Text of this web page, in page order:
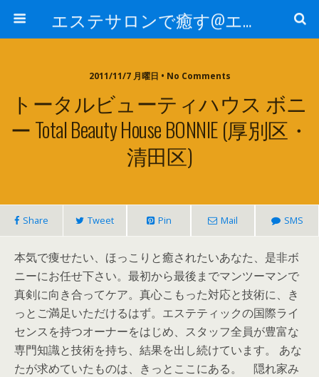
エステサロンで癒す@エステ～全国エステ情報
2011/11/7 月曜日 • No Comments
トータルビューティハウス ボニ
ー Total Beauty House BONNIE (厚別区・
清田区)
Share Tweet Pin Mail SMS
本気で痩せたい、ほっこりと癒されたいあなた、是非ボ
ニーにお任せ下さい。最初から最後までマンツーマンで
真剣に向き合ってケア。真心こもった対応と技術に、き
っとご満足いただけるはず。エステティックの国際ライ
センスを持つオーナーをはじめ、スタッフ全員が豊富な
専門知識と技術を持ち、結果を出し続けています。 あな
たが求めていたものは、きっとここにある。 隠れ家み